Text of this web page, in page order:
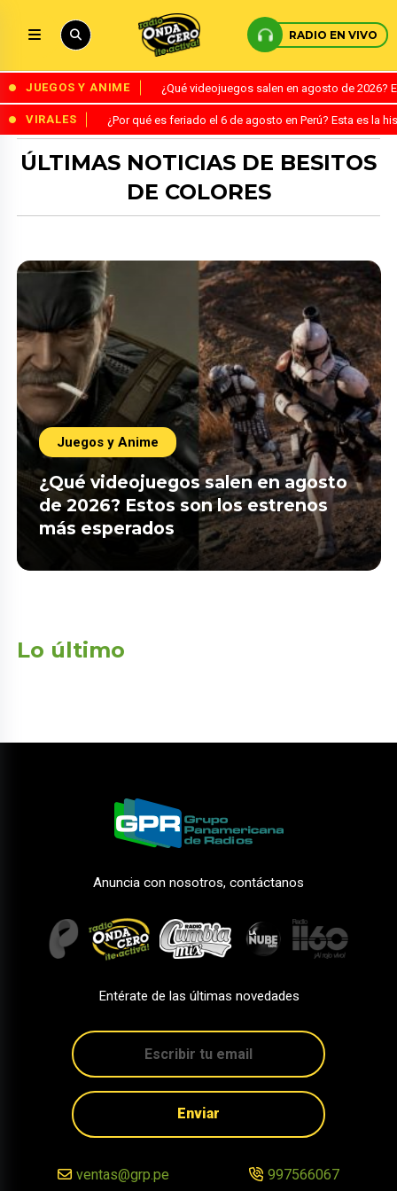
RADIO EN VIVO
JUEGOS Y ANIME ¿Qué videojuegos salen en agosto de
VIRALES ¿Por qué es feriado el 6 de agosto en Perú? Esta es la
ÚLTIMAS NOTICIAS DE BESITOS
DE COLORES
Juegos y Anime
¿Qué videojuegos salen en agosto
de 2026? Estos son los estrenos
más esperados
Lo último
Anuncia con nosotros, contáctanos
Entérate de las últimas novedades
Enviar
ventas@grp.pe 997566067